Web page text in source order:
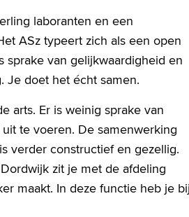
laboranten en een
ASz typeert zich als een open
sprake van gelijkwaardigheid en
Je doet het écht samen.
arts. Er is weinig sprake van
te voeren. De samenwerking
verder constructief en gezellig.
zit je met de afdeling
maakt. In deze functie heb je